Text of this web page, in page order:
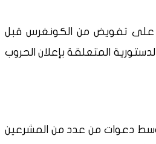
على تفويض من الكونغرس قبل
المتعلقة بإعلان الحروب
دعوات من عدد من المشرعين